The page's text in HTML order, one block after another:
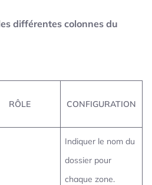
différentes colonnes du
RÔLE CONFIGURATION
Indiquer le nom du
dossier pour
chaque zone.